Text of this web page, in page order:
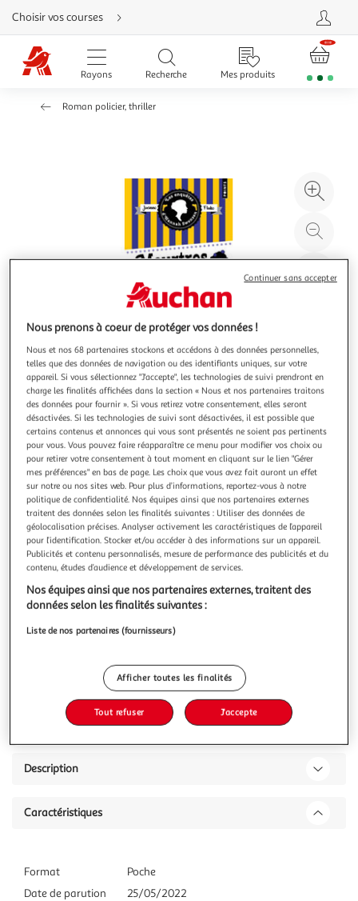
Aller
directement
au
contenu
Aller
directement
Aller
Choisir vos courses
Rayons Recherche Mes produits
Roman policier, thriller
à
100
le
LES ENQUETES D'HANNAH SWENSEN TOME 3 :
MEURTRES ET MUFFINS AUX MYRTILLES, Fluke
Joanne
Lake Eden célèbre son premier carnaval d'hiver. Au menu ?
Sports de glace, activités pour enfants et... les délicieuses
pâtisseries du Cookie Jar préparées par la charmante
Hannah Swensen. Cerise sur le muffin, Connie MacIntyre,
vedette d'une célèbre émission de cuisine, sera là pour
signer son livr
En savoir +
Vendu par GpasPlus
Livraison dès 6/7 jours
Plus d'options
Vendu par GpasPlus
Ajouter à une liste
Description
Caractéristiques
Format
Poche
Date de parution
25/05/2022
Nous prenons à coeur de protéger vos données !
Nous et nos 68 partenaires stockons et accédons à des données personnelles,
telles que des données de navigation ou des identifiants uniques, sur votre
appareil. Si vous sélectionnez "J'accepte", les technologies de suivi prendront en
charge les finalités affichées dans la section « Nous et nos partenaires traitons
des données pour fournir ». Si vous retirez votre consentement, elles seront
désactivées. Si les technologies de suivi sont désactivées, il est possible que
certains contenus et annonces qui vous sont présentés ne soient pas pertinents
pour vous. Vous pouvez faire réapparaître ce menu pour modifier vos choix ou
pour retirer votre consentement à tout moment en cliquant sur le lien "Gérer
mes préférences" en bas de page. Les choix que vous avez fait auront un effet
sur notre ou nos sites web. Pour plus d’informations, reportez-vous à notre
politique de confidentialité. Nos équipes ainsi que nos partenaires externes
traitent des données selon les finalités suivantes : Utiliser des données de
géolocalisation précises. Analyser activement les caractéristiques de l’appareil
pour l’identification. Stocker et/ou accéder à des informations sur un appareil.
Publicités et contenu personnalisés, mesure de performance des publicités et du
contenu, études d’audience et développement de services.
Nos équipes ainsi que nos partenaires externes, traitent des
données selon les finalités suivantes :
Liste de nos partenaires (fournisseurs)
Afficher toutes les finalités
Tout refuser J'accepte
Continuer sans accepter